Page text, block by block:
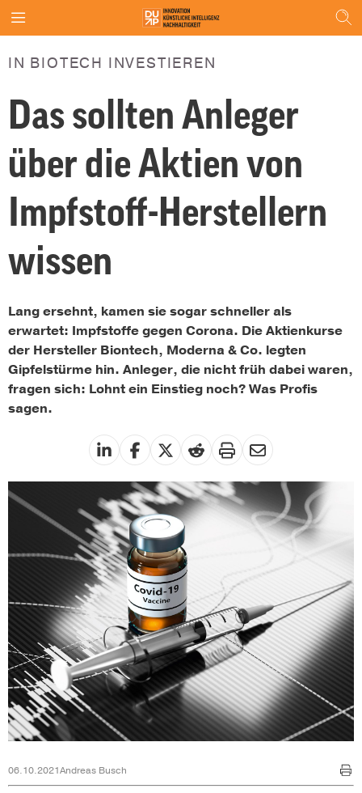
IN BIOTECH INVESTIEREN
Das sollten Anleger
über die Aktien von
Impfstoff-Herstellern
wissen
Lang ersehnt, kamen sie sogar schneller als
erwartet: Impfstoffe gegen Corona. Die Aktienkurse
der Hersteller Biontech, Moderna & Co. legten
Gipfelstürme hin. Anleger, die nicht früh dabei waren,
fragen sich: Lohnt ein Einstieg noch? Was Profis
sagen.
06.10.2021Andreas Busch